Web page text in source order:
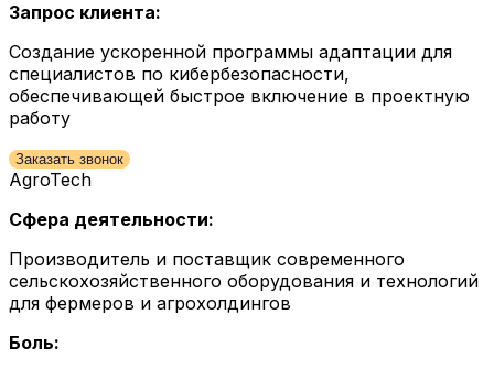
Запрос клиента:
Создание ускоренной программы адаптации для
специалистов по кибербезопасности,
обеспечивающей быстрое включение в проектную
работу
Заказать звонок
AgroTech
Сфера деятельности:
Производитель и поставщик современного
сельскохозяйственного оборудования и технологий
для фермеров и агрохолдингов
Боль: